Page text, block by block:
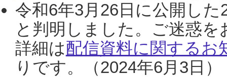
令和6年3月26日に公開し
と判明しました。ご迷惑
詳細は配信資料に関するお
りです。（2024年6月3日）